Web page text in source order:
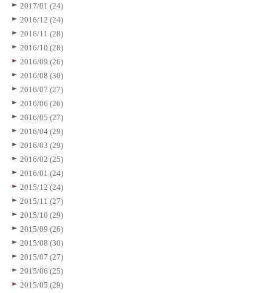
2017/01 (24)
2016/12 (24)
2016/11 (28)
2016/10 (28)
2016/09 (26)
2016/08 (30)
2016/07 (27)
2016/06 (26)
2016/05 (27)
2016/04 (29)
2016/03 (29)
2016/02 (25)
2016/01 (24)
2015/12 (24)
2015/11 (27)
2015/10 (29)
2015/09 (26)
2015/08 (30)
2015/07 (27)
2015/06 (25)
2015/05 (29)